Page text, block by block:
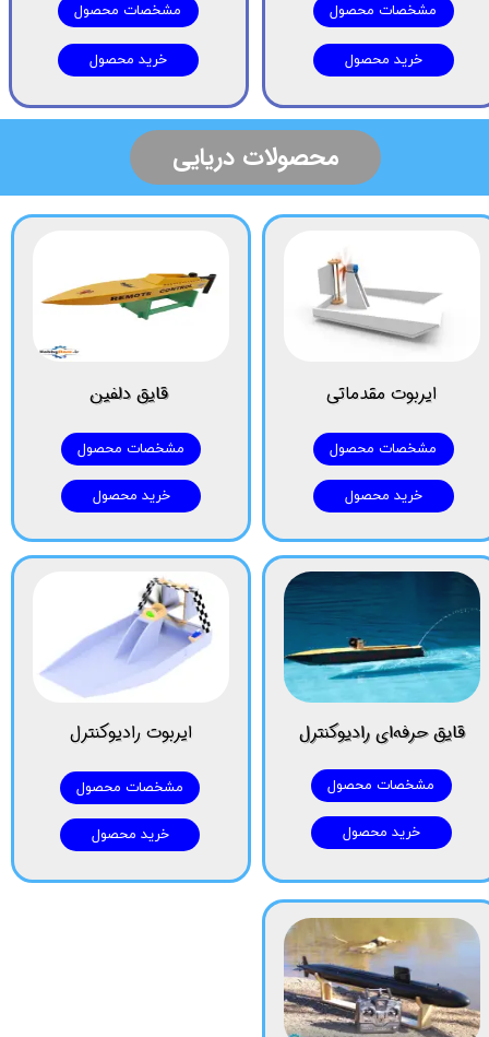
مشخصات محصول
خرید محصول
مشخصات محصول
خرید محصول
​محصولات دریایی
مشخصات محصول
خرید محصول
قایق حرفه‌ای رادیوکنترل
مشخصات محصول
خرید محصول
قایق دلفین
مشخصات محصول
ایربوت رادیوکنترل
خرید محصول
مشخصات محصول
ایربوت مقدماتی
خرید محصول